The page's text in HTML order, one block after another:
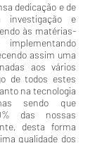
dedicação e de
e
às matérias-
assim uma
aos vários
de todos estes
na tecnologia
sendo que
das nossas
desta forma
qualidade dos